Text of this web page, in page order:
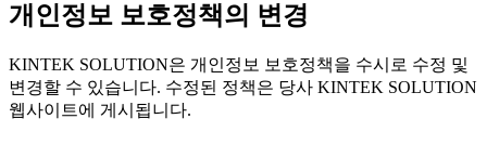
개인정보 보호정책의 변경
KINTEK SOLUTION은 개인정보 보호정책을 수시로 수정 및
변경할 수 있습니다. 수정된 정책은 당사 KINTEK SOLUTION
웹사이트에 게시됩니다.